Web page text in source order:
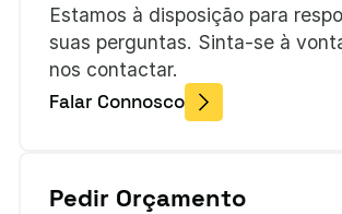
Estamos à disposição para
suas perguntas. Sinta-se à
nos contactar.
Falar Connosco
Pedir Orçamento